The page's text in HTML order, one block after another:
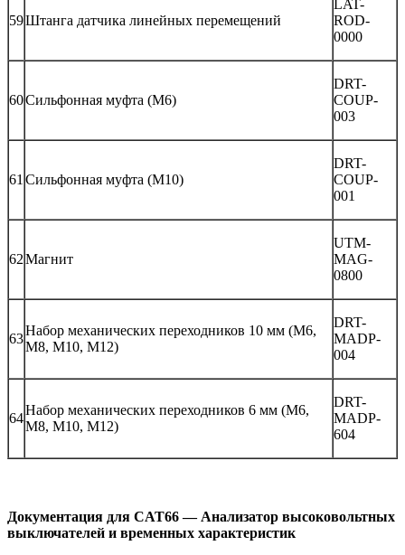
59Штанга датчика линейных перемещений
LAT-
ROD-
0000
60Сильфонная муфта (М6)
DRT-
COUP-
003
61 Сильфонная муфта (М10)
DRT-
COUP-
001
62Магнит
UTM-
MAG-
0800
63
Набор механических переходников 10 мм (М6,
М8, М10, М12)
DRT-
MADP-
004
64
Набор механических переходников 6 мм (М6,
М8, М10, М12)
DRT-
MADP-
604
Документация для CAT66 — Анализатор высоковольтных
выключателей и временных характеристик